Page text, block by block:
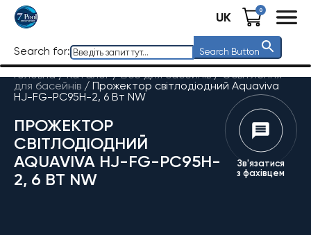
UK 0
Search for: Search Button
Головна / Каталог/Все для басейнів/Освітлення
для басейнів / Прожектор світлодіодний Aquaviva
HJ-FG-PC95H-2, 6 Вт NW
ПРОЖЕКТОР
СВІТЛОДІОДНИЙ
AQUAVIVA HJ-FG-PC95H-
2, 6 ВТ NW
Зв'язатися
з фахівцем